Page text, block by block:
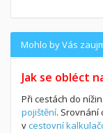
Mohlo by Vás
Jak se obléct
Při cestách do
pojištění. Srovnání
vcestovní